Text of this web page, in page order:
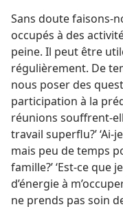
Sans doute faisons-​
occupés à des
peine. Il peut être
régulièrement. De
nous poser des
participation à la
réunions souffrent-​
travail superflu?’
mais peu de temps
famille?’ ‘Est-​ce
d’énergie à
ne prends pas soin